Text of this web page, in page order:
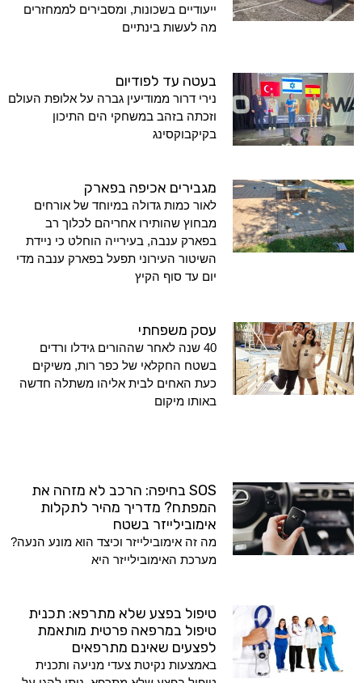
ייעודיים בשכונות, ומסבירים לממחזרים
מה לעשות בינתיים
בעטה עד לפודיום
נירי דרור ממודיעין גברה על אלופת העולם
וזכתה בזהב במשחקי הים התיכון
בקיקבוקסינג
מגבירים אכיפה בפארק
לאור כמות גדולה במיוחד של אורחים
מבחוץ שהותירו אחריהם לכלוך רב
בפארק ענבה, בעירייה הוחלט כי ניידת
השיטור העירוני תפעל בפארק ענבה מדי
יום עד סוף הקיץ
עסק משפחתי
40 שנה לאחר שההורים גידלו ורדים
בשטח החקלאי של כפר רות, משיקים
כעת האחים לבית אליהו משתלה חדשה
באותו מיקום
SOS בחיפה: הרכב לא מזהה את
המפתח? מדריך מהיר לתקלות
אימובילייזר בשטח
מה זה אימובילייזר וכיצד הוא מונע הנעה?
מערכת האימובילייזר היא
טיפול בפצע שלא מתרפא: תכנית
טיפול במרפאה פרטית מותאמת
לפצעים שאינם מתרפאים
באמצעות נקיטת צעדי מניעה ותכנית